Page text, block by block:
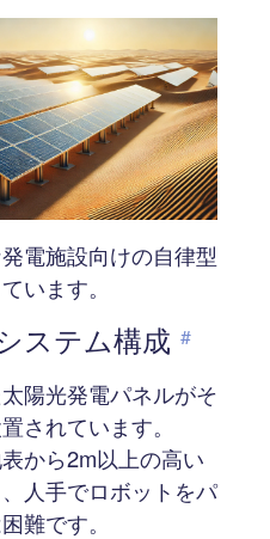
電施設向けの自律型
います。
ステム構成 #
陽光発電パネルがそ
されています。
から2m以上の高い
人手でロボットをパ
難です。